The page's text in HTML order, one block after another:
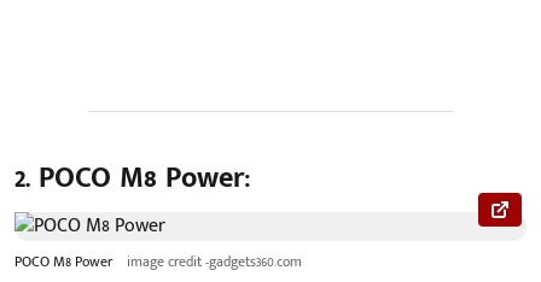
2. POCO M8 Power:
POCO M8 Power image credit -gadgets360.com